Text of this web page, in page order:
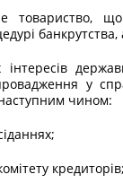
що
у
наступним чином:
кредиторів;